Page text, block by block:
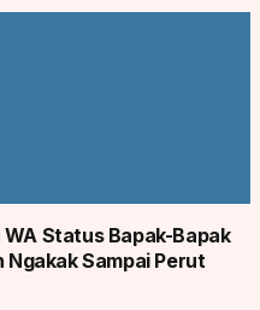
WA Status Bapak-Bapak
Ngakak Sampai Perut